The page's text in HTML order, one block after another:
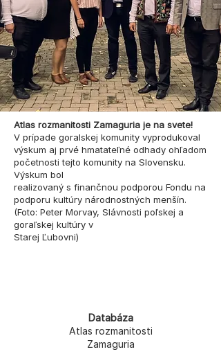
Atlas rozmanitosti Zamaguria je na svete!
V prípade goralskej komunity vyprodukoval
výskum aj prvé hmatateľné odhady ohľadom
početnosti tejto komunity na Slovensku.
Výskum bol
realizovaný s finančnou podporou Fondu na
podporu kultúry národnostných menšín.
(Foto: Peter Morvay, Slávnosti poľskej a
goraľskej kultúry v
Starej Ľubovni)
Databáza
Atlas rozmanitosti
Zamaguria